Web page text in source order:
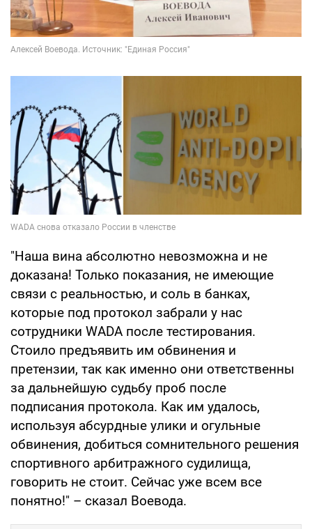
"Наша вина абсолютно невозможна и не
доказана! Только показания, не имеющие
связи с реальностью, и соль в банках,
которые под протокол забрали у нас
сотрудники WADA после тестирования.
Стоило предъявить им обвинения и
претензии, так как именно они ответственны
за дальнейшую судьбу проб после
подписания протокола. Как им удалось,
используя абсурдные улики и огульные
обвинения, добиться сомнительного решения
спортивного арбитражного судилища,
говорить не стоит. Сейчас уже всем все
понятно!" – сказал Воевода.